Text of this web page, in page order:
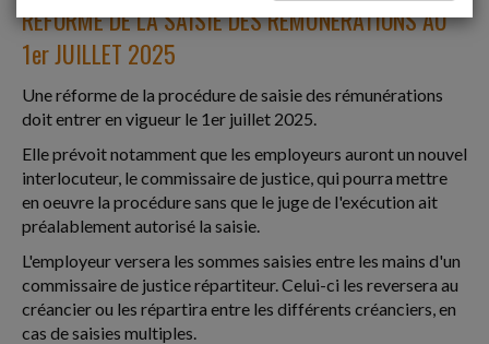
RÉFORME DE LA SAISIE DES RÉMUNÉRATIONS AU
1er JUILLET 2025
Une réforme de la procédure de saisie des rémunérations
doit entrer en vigueur le 1er juillet 2025.
Elle prévoit notamment que les employeurs auront un nouvel
interlocuteur, le commissaire de justice, qui pourra mettre
en oeuvre la procédure sans que le juge de l'exécution ait
préalablement autorisé la saisie.
L'employeur versera les sommes saisies entre les mains d'un
commissaire de justice répartiteur. Celui-ci les reversera au
créancier ou les répartira entre les différents créanciers, en
cas de saisies multiples.